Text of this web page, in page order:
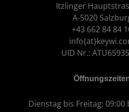
Itzlinger
A-5020
+43 662 84 84
UID Nr.:
Dienstag bis Freitag: 09:00